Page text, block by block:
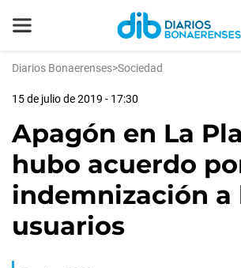
Diarios Bonaerenses>Sociedad
15 de julio de 2019 - 17:30
Apagón en La
hubo acuerdo
indemnización a
usuarios